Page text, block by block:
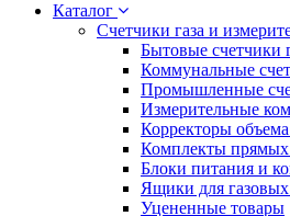
Каталог
Счетчики газа и
Бытовые счетчики
Коммунальные
Промышленные
Измерительные
Корректоры объема
Комплекты прямых
Блоки питания и
Ящики для газовых
Уцененные товары